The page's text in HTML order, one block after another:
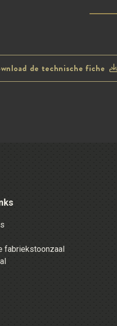
de technische fiche
fabriekstoonzaal